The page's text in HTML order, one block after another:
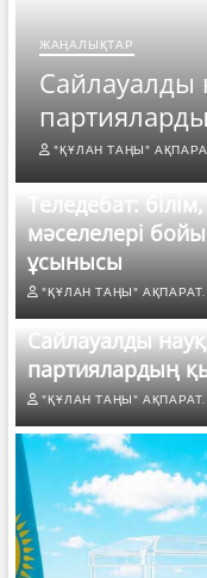
ЖАҢАЛЫҚТАР
Сайлауалды
"ҚҰЛАН ТАҢЫ"
Теледебат:
мәселелері
ұсынысы
"ҚҰЛАН ТАҢЫ" АҚПАРАТ.
Сайлауалды
партиялардың
"ҚҰЛАН ТАҢЫ" АҚПАРАТ.